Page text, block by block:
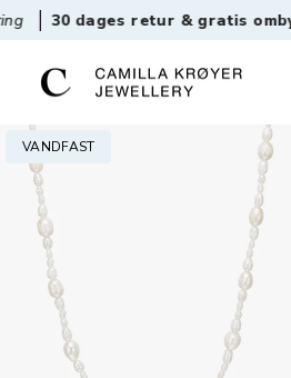
retur & gratis ombytning
VANDFAST